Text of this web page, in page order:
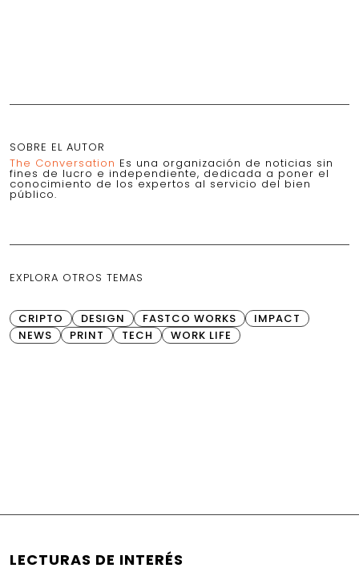
SOBRE EL AUTOR
The Conversation Es una organización de noticias sin
fines de lucro e independiente, dedicada a poner el
conocimiento de los expertos al servicio del bien
público.
EXPLORA OTROS TEMAS
CRIPTO DESIGN FASTCO WORKS
IMPACT
NEWS
PRINT TECH WORK LIFE
LECTURAS DE INTERÉS